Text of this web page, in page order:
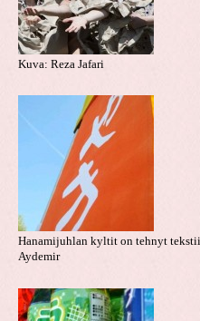
Kuva: Reza Jafari
Hanamijuhlan kyltit on tehnyt
Aydemir